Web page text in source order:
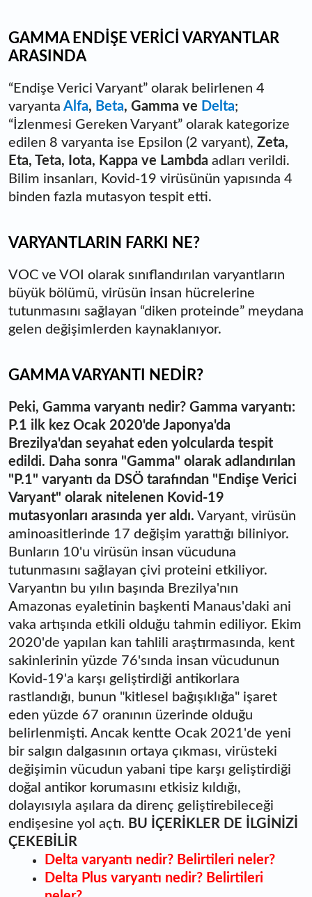
GAMMA ENDİŞE VERİCİ VARYANTLAR
ARASINDA
“Endişe Verici Varyant” olarak belirlenen 4
varyanta Alfa, Beta, Gamma ve Delta;
“İzlenmesi Gereken Varyant” olarak kategorize
edilen 8 varyanta ise Epsilon (2 varyant), Zeta,
Eta, Teta, Iota, Kappa ve Lambda adları verildi.
Bilim insanları, Kovid-19 virüsünün yapısında 4
binden fazla mutasyon tespit etti.
VARYANTLARIN FARKI NE?
VOC ve VOI olarak sınıflandırılan varyantların
büyük bölümü, virüsün insan hücrelerine
tutunmasını sağlayan “diken proteinde” meydana
gelen değişimlerden kaynaklanıyor.
GAMMA VARYANTI NEDİR?
Peki, Gamma varyantı nedir? Gamma varyantı:
P.1 ilk kez Ocak 2020'de Japonya'da
Brezilya'dan seyahat eden yolcularda tespit
edildi. Daha sonra "Gamma" olarak adlandırılan
"P.1" varyantı da DSÖ tarafından "Endişe Verici
Varyant" olarak nitelenen Kovid-19
mutasyonları arasında yer aldı. Varyant, virüsün
aminoasitlerinde 17 değişim yarattığı biliniyor.
Bunların 10'u virüsün insan vücuduna
tutunmasını sağlayan çivi proteini etkiliyor.
Varyantın bu yılın başında Brezilya'nın
Amazonas eyaletinin başkenti Manaus'daki ani
vaka artışında etkili olduğu tahmin ediliyor. Ekim
2020'de yapılan kan tahlili araştırmasında, kent
sakinlerinin yüzde 76'sında insan vücudunun
Kovid-19'a karşı geliştirdiği antikorlara
rastlandığı, bunun "kitlesel bağışıklığa" işaret
eden yüzde 67 oranının üzerinde olduğu
belirlenmişti. Ancak kentte Ocak 2021'de yeni
bir salgın dalgasının ortaya çıkması, virüsteki
değişimin vücudun yabani tipe karşı geliştirdiği
doğal antikor korumasını etkisiz kıldığı,
dolayısıyla aşılara da direnç geliştirebileceği
endişesine yol açtı. BU İÇERİKLER DE İLGİNİZİ
ÇEKEBİLİR
Delta varyantı nedir? Belirtileri neler?
Delta Plus varyantı nedir? Belirtileri